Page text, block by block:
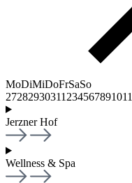
MoDiMiDoFrSaSo
27282930311 234567891011
Jerzner Hof
Wellness & Spa